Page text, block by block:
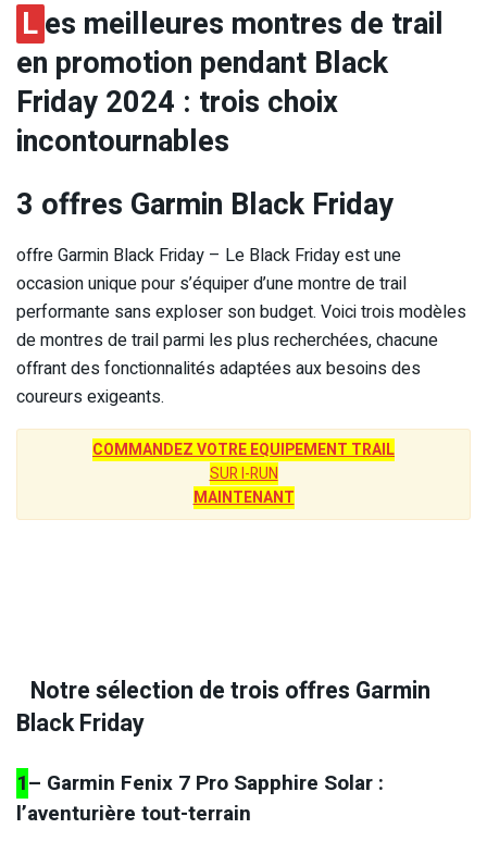
Les meilleures montres de trail
en promotion pendant Black
Friday 2024 : trois choix
incontournables
3 offres Garmin Black Friday
offre Garmin Black Friday – Le Black Friday est une
occasion unique pour s’équiper d’une montre de trail
performante sans exploser son budget. Voici trois modèles
de montres de trail parmi les plus recherchées, chacune
offrant des fonctionnalités adaptées aux besoins des
coureurs exigeants.
COMMANDEZ VOTRE EQUIPEMENT TRAIL
SUR I-RUN
MAINTENANT
Notre sélection de trois offres Garmin
Black Friday
1– Garmin Fenix 7 Pro Sapphire Solar :
l’aventurière tout-terrain